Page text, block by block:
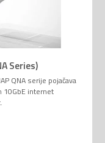
Series)
QNA serije pojačava
10GbE internet